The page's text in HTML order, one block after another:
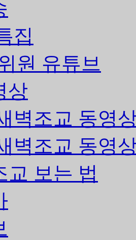
집
원 유튜브
상
벽조교 동영
벽조교 동영
교 보는 법